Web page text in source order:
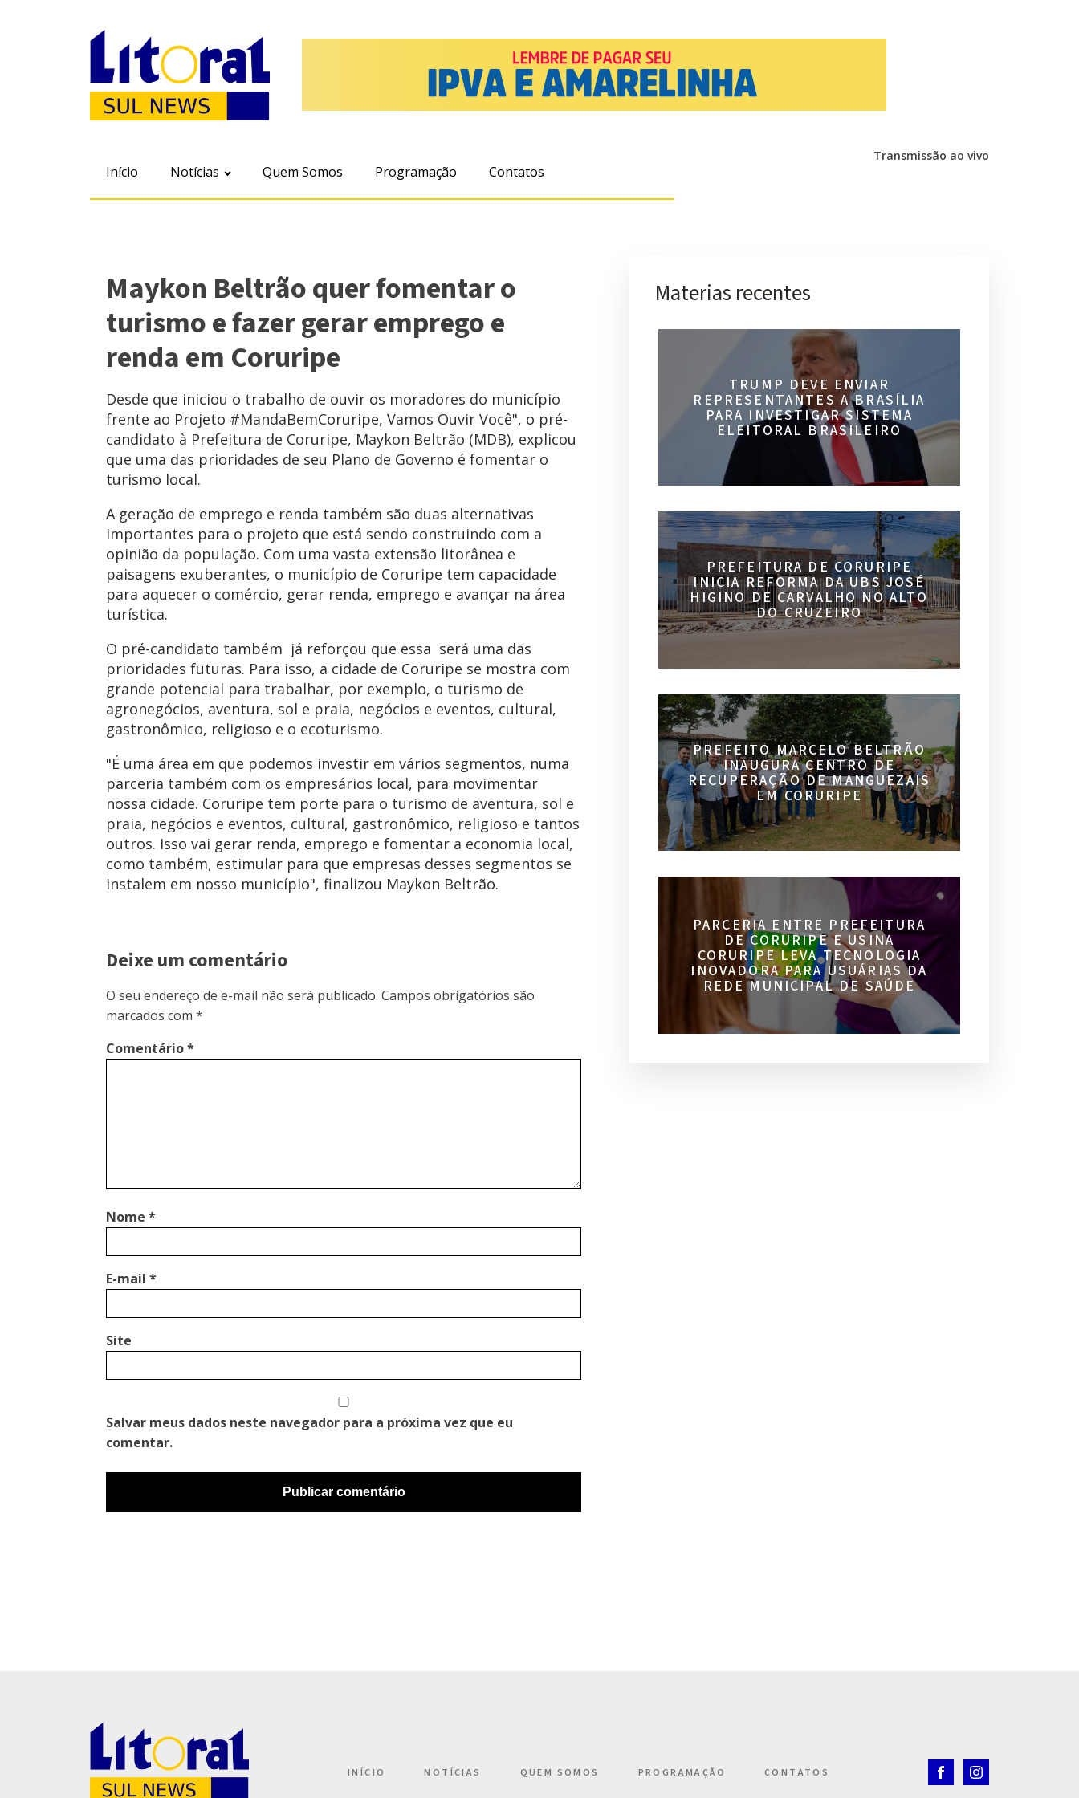
Início Notícias Quem Somos Programação Contatos
Transmissão ao vivo
Maykon Beltrão quer fomentar o
turismo e fazer gerar emprego e
renda em Coruripe
Desde que iniciou o trabalho de ouvir os moradores do município
frente ao Projeto #MandaBemCoruripe, Vamos Ouvir Você", o pré-
candidato à Prefeitura de Coruripe, Maykon Beltrão (MDB), explicou
que uma das prioridades de seu Plano de Governo é fomentar o
turismo local.
A geração de emprego e renda também são duas alternativas
importantes para o projeto que está sendo construindo com a
opinião da população. Com uma vasta extensão litorânea e
paisagens exuberantes, o município de Coruripe tem capacidade
para aquecer o comércio, gerar renda, emprego e avançar na área
turística.
O pré-candidato também já reforçou que essa será uma das
prioridades futuras. Para isso, a cidade de Coruripe se mostra com
grande potencial para trabalhar, por exemplo, o turismo de
agronegócios, aventura, sol e praia, negócios e eventos, cultural,
gastronômico, religioso e o ecoturismo.
"É uma área em que podemos investir em vários segmentos, numa
parceria também com os empresários local, para movimentar
nossa cidade. Coruripe tem porte para o turismo de aventura, sol e
praia, negócios e eventos, cultural, gastronômico, religioso e tantos
outros. Isso vai gerar renda, emprego e fomentar a economia local,
como também, estimular para que empresas desses segmentos se
instalem em nosso município", finalizou Maykon Beltrão.
Deixe um comentário
O seu endereço de e-mail não será publicado. Campos obrigatórios são
marcados com *
Comentário*
Nome *
E-mail *
Site
Salvar meus dados neste navegador para a próxima vez que eu
comentar.
Materias recentes
TRUMP DEVE ENVIAR
REPRESENTANTES A BRASÍLIA
PARA INVESTIGAR SISTEMA
ELEITORAL BRASILEIRO
PREFEITURA DE CORURIPE
INICIA REFORMA DA UBS JOSÉ
HIGINO DE CARVALHO NO ALTO
DO CRUZEIRO
PREFEITO MARCELO BELTRÃO
INAUGURA CENTRO DE
RECUPERAÇÃO DE MANGUEZAIS
EM CORURIPE
PARCERIA ENTRE PREFEITURA
DE CORURIPE E USINA
CORURIPE LEVA TECNOLOGIA
INOVADORA PARA USUÁRIAS DA
REDE MUNICIPAL DE SAÚDE
INÍCIO NOTÍCIAS QUEM SOMOS PROGRAMAÇÃO CONTATOS